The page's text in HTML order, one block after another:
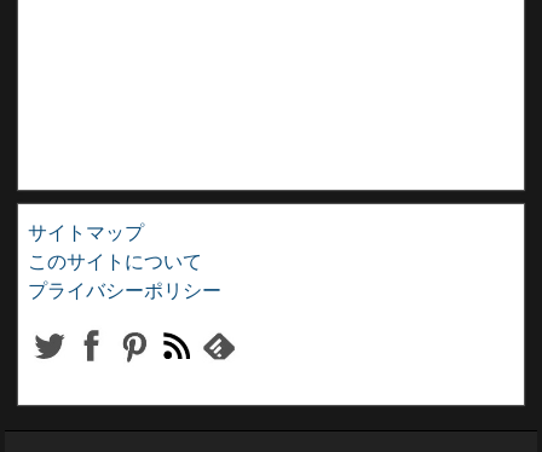
サイトマップ
このサイトについて
プライバシーポリシー